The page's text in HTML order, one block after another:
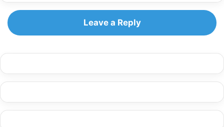
Leave a Reply